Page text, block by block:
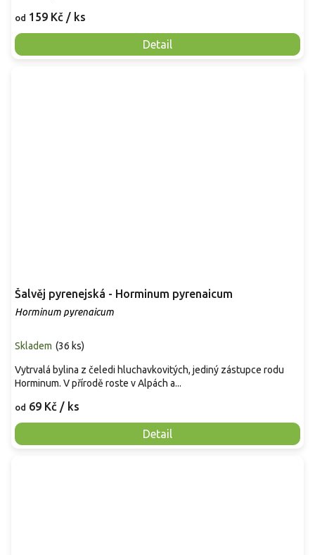
od 159 Kč / ks
Detail
Šalvěj pyrenejská - Horminum pyrenaicum
Horminum pyrenaicum
Skladem (36 ks)
od 69 Kč / ks
Detail
Vytrvalá bylina z čeledi hluchavkovitých, jediný zástupce rodu
Horminum. V přírodě roste v Alpách a...